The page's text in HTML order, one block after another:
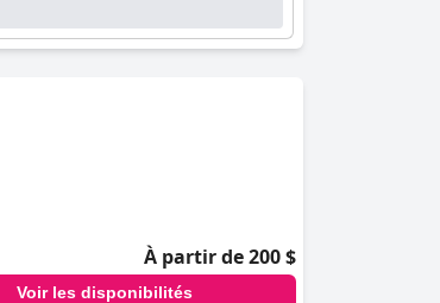
À partir de 200 $
Voir les disponibilités